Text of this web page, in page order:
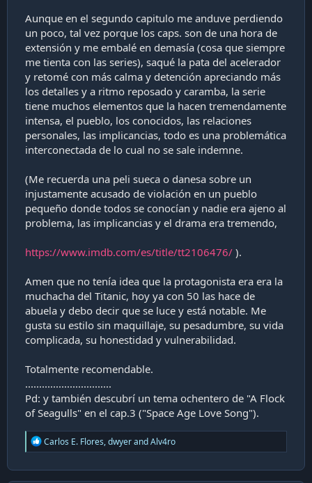
Aunque en el segundo capitulo me anduve perdiendo
un poco, tal vez porque los caps. son de una hora de
extensión y me embalé en demasía (cosa que siempre
me tienta con las series), saqué la pata del acelerador
y retomé con más calma y detención apreciando más
los detalles y a ritmo reposado y caramba, la serie
tiene muchos elementos que la hacen tremendamente
intensa, el pueblo, los conocidos, las relaciones
personales, las implicancias, todo es una problemática
interconectada de lo cual no se sale indemne.
(Me recuerda una peli sueca o danesa sobre un
injustamente acusado de violación en un pueblo
pequeño donde todos se conocían y nadie era ajeno al
problema, las implicancias y el drama era tremendo,
https://www.imdb.com/es/title/tt2106476/ ).
Amen que no tenía idea que la protagonista era era la
muchacha del Titanic, hoy ya con 50 las hace de
abuela y debo decir que se luce y está notable. Me
gusta su estilo sin maquillaje, su pesadumbre, su vida
complicada, su honestidad y vulnerabilidad.
Totalmente recomendable.
...............................
Pd: y también descubrí un tema ochentero de "A Flock
of Seagulls" en el cap.3 ("Space Age Love Song").
R
e
c
Carlos E. Flores,dwyerandAlv4ro